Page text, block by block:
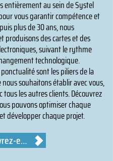
entièrement au sein de Systel
vous garantir compétence et
plus de 30 ans, nous
produisons des cartes et des
suivant le rythme
technologique.
sont les piliers de la
souhaitons établir avec vous,
tous les autres clients. Découvrez
pouvons optimiser chaque
développer chaque projet.
Découvrez-en plus